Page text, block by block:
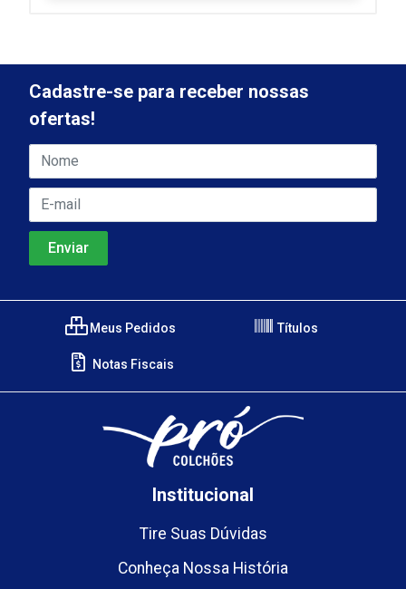
Cadastre-se para receber nossas
ofertas!
Meus Pedidos Títulos
Notas Fiscais
Institucional
Tire Suas Dúvidas
Conheça Nossa História